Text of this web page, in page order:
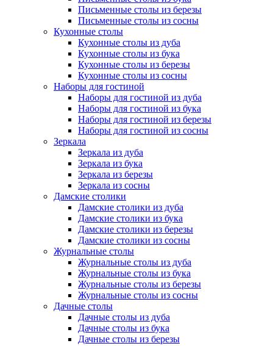
Письменные столы из березы
Письменные столы из сосны
Кухонные столы
Кухонные столы из дуба
Кухонные столы из бука
Кухонные столы из березы
Кухонные столы из сосны
Наборы для гостиной
Наборы для гостиной из дуба
Наборы для гостиной из бука
Наборы для гостиной из березы
Наборы для гостиной из сосны
Зеркала
Зеркала из дуба
Зеркала из бука
Зеркала из березы
Зеркала из сосны
Дамские столики
Дамские столики из дуба
Дамские столики из бука
Дамские столики из березы
Дамские столики из сосны
Журнальные столы
Журнальные столы из дуба
Журнальные столы из бука
Журнальные столы из березы
Журнальные столы из сосны
Дачные столы
Дачные столы из дуба
Дачные столы из бука
Дачные столы из березы